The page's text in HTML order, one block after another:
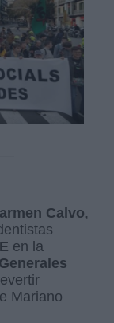
Calvo,
en la
Mariano